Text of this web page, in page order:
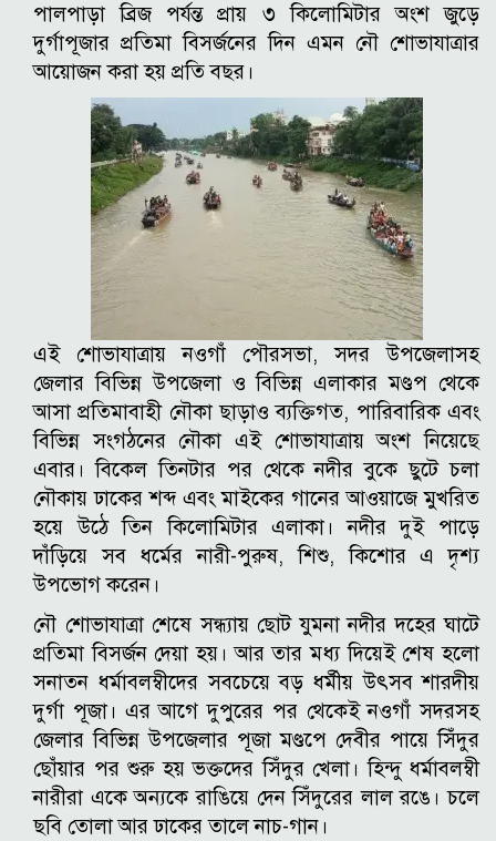
পালপাড়া ব্রিজ পর্যন্ত প্রায় ৩ কিলোমিটার অংশ জুড়ে
দুর্গাপূজার প্রতিমা বিসর্জনের দিন এমন নৌ শোভাযাত্রার
আয়োজন করা হয় প্রতি বছর।
এই শোভাযাত্রায় নওগাঁ পৌরসভা, সদর উপজেলাসহ
জেলার বিভিন্ন উপজেলা ও বিভিন্ন এলাকার মণ্ডপ থেকে
আসা প্রতিমাবাহী নৌকা ছাড়াও ব্যক্তিগত, পারিবারিক এবং
বিভিন্ন সংগঠনের নৌকা এই শোভাযাত্রায় অংশ নিয়েছে
এবার। বিকেল তিনটার পর থেকে নদীর বুকে ছুটে চলা
নৌকায় ঢাকের শব্দ এবং মাইকের গানের আওয়াজে মুখরিত
হয়ে উঠে তিন কিলোমিটার এলাকা। নদীর দুই পাড়ে
দাঁড়িয়ে সব ধর্মের নারী-পুরুষ, শিশু, কিশোর এ দৃশ্য
উপভোগ করেন।
নৌ শোভাযাত্রা শেষে সন্ধ্যায় ছোট যুমনা নদীর দহের ঘাটে
প্রতিমা বিসর্জন দেয়া হয়। আর তার মধ্য দিয়েই শেষ হলো
সনাতন ধর্মাবলম্বীদের সবচেয়ে বড় ধর্মীয় উৎসব শারদীয়
দুর্গা পূজা। এর আগে দুপুরের পর থেকেই নওগাঁ সদরসহ
জেলার বিভিন্ন উপজেলার পূজা মণ্ডপে দেবীর পায়ে সিঁদুর
ছোঁয়ার পর শুরু হয় ভক্তদের সিঁদুর খেলা। হিন্দু ধর্মাবলম্বী
নারীরা একে অন্যকে রাঙিয়ে দেন সিঁদুরের লাল রঙে। চলে
ছবি তোলা আর ঢাকের তালে নাচ-গান।